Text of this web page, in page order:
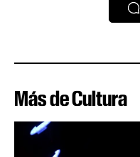
Más de Cultura